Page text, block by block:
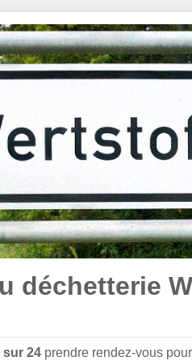
déchetterie
sur 24prendre rendez-vous